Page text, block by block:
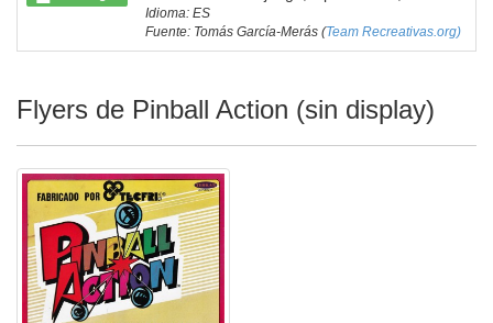
Idioma: ES
Fuente: Tomás García-Merás (Team Recreativas.org)
Flyers de Pinball Action (sin display)